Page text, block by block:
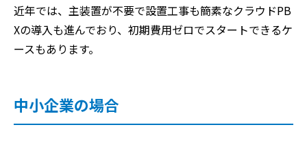
近年では、主装置が不要で設置工事も簡素なクラウドPB
Xの導入も進んでおり、初期費用ゼロでスタートできるケ
ースもあります。
中小企業の場合